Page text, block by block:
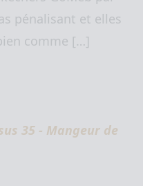
pénalisant et elles
comme […]
35 - Mangeur de